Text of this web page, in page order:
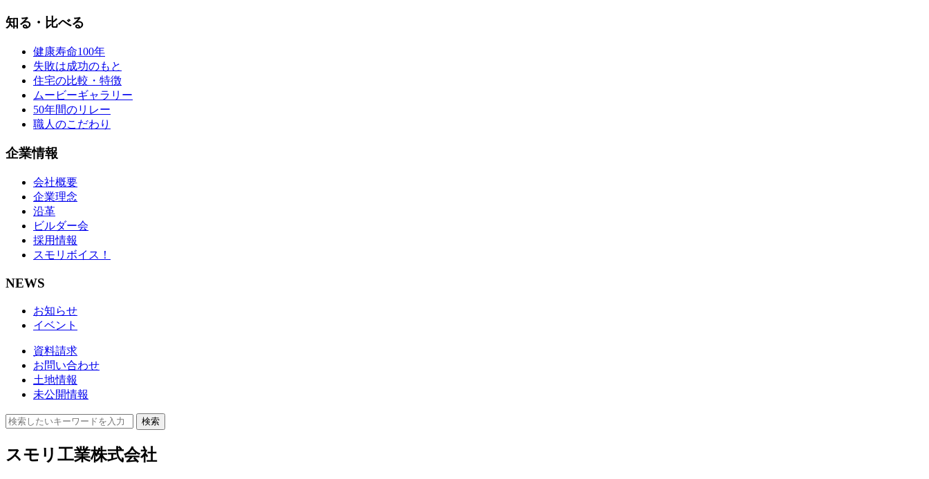
知る・比べる
健康寿命100年
失敗は成功のもと
住宅の比較・特徴
ムービーギャラリー
50年間のリレー
職人のこだわり
企業情報
会社概要
企業理念
沿革
ビルダー会
採用情報
スモリボイス！
NEWS
お知らせ
イベント
資料請求
お問い合わせ
土地情報
未公開情報
検索
スモリ工業株式会社